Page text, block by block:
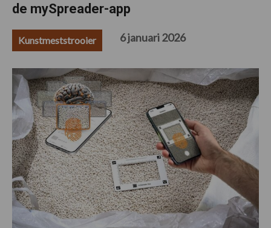
de mySpreader-app
Kunstmeststrooier 6 januari 2026